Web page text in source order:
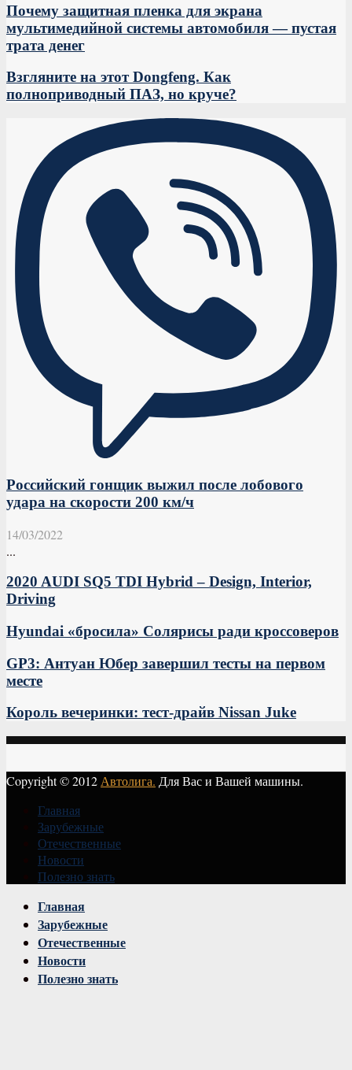
Почему защитная пленка для экрана
мультимедийной системы автомобиля — пустая
трата денег
Взгляните на этот Dongfeng. Как
полноприводный ПАЗ, но круче?
Российский гонщик выжил после лобового
удара на скорости 200 км/ч
14/03/2022
...
2020 AUDI SQ5 TDI Hybrid – Design, Interior,
Driving
Hyundai «бросила» Солярисы ради кроссоверов
GP3: Антуан Юбер завершил тесты на первом
месте
Король вечеринки: тест-драйв Nissan Juke
Copyright © 2012 Автолига. Для Вас и Вашей машины.
Главная
Зарубежные
Отечественные
Новости
Полезно знать
Главная
Зарубежные
Отечественные
Новости
Полезно знать